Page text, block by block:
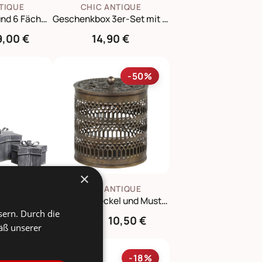
Box mit Druck und 6 Fächern
€
CHIC ANTIQUE
Geschenkbox 3er-Set mit Nussknacker
14,90 €
€
-50%
CHIC ANTIQUE
Dose mit Deckel und Muster
20,90 € 10,50 €
-6% -18%
×
Durch die
unserer